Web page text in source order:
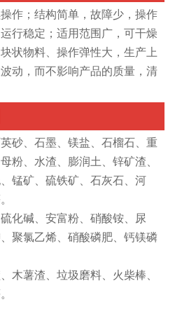
作；结构简单，故障少，操作
行稳定；适用范围广，可干燥
状物料、操作弹性大，生产上
动，而不影响产品的质量，清
砂、石墨、镁盐、石榴石、重
粉、水渣、膨润土、锌矿渣、
锰矿、硫铁矿、石灰石、河
化碱、安富粉、硝酸铵、尿
聚氯乙烯、硝酸磷肥、钙镁磷
木薯渣、垃圾磨料、火柴棒、